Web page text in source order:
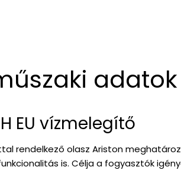
adatok
EU vízmelegítő
rendelkező olasz Ariston
is. Célja a fogyasztók